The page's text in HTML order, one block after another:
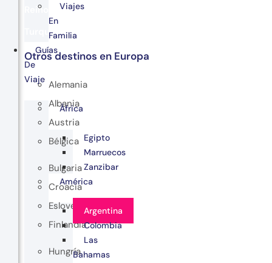
Reino Unido
Turquía
Otros destinos en Europa
Alemania
Albania
Austria
Bélgica
Bulgaria
Croacia
Eslovenia
Finlandia
Hungría
Viajes
En
Familia
Guías
De
Viaje
África
Egipto
Marruecos
Zanzibar
América
Argentina
Colombia
Las
Bahamas